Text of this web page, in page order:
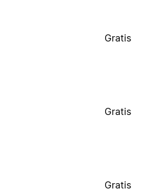
Gratis
Gratis
Gratis